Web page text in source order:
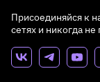
Присоединяйся к
сетях и никогда